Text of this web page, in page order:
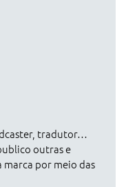
tradutor…
outras e
por meio das